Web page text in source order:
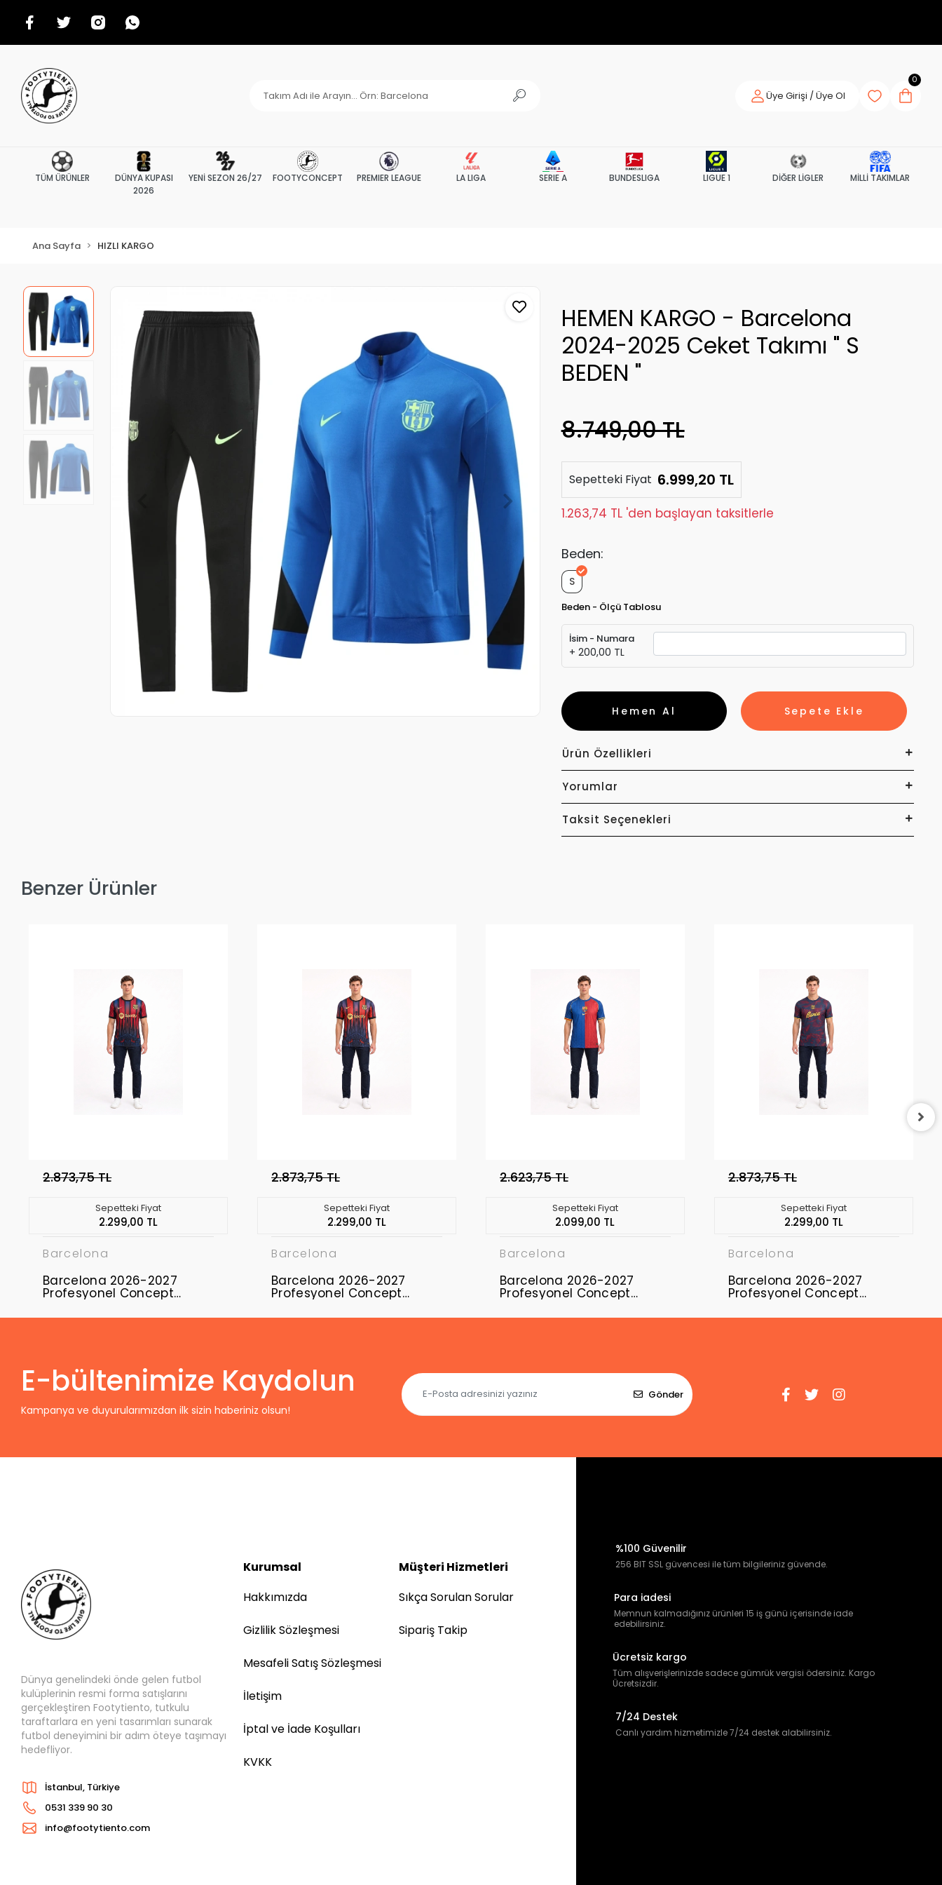
Üye Girişi / Üye Ol
0
TÜM ÜRÜNLER
DÜNYA KUPASI
2026
YENİ SEZON 26/27 FOOTYCONCEPT PREMIER LEAGUE LA LIGA SERIE A BUNDESLIGA LIGUE 1 DİĞER LİGLER MİLLİ TAKIMLAR
Ana Sayfa HIZLI KARGO
HEMEN KARGO - Barcelona
2024-2025 Ceket Takımı " S
BEDEN "
8.749,00 TL
Sepetteki Fiyat 6.999,20 TL
1.263,74 TL 'den başlayan taksitlerle
Beden:
S
Beden - Ölçü Tablosu
İsim - Numara
+ 200,00 TL
Sepete Ekle
Hemen Al
Ürün Özellikleri
Yorumlar
Taksit Seçenekleri
Benzer Ürünler
2.873,75 TL
Sepetteki Fiyat
2.299,00 TL
Barcelona
Barcelona 2026-2027
Profesyonel Concept
2.873,75 TL
Sepetteki Fiyat
2.299,00 TL
Barcelona
Barcelona 2026-2027
Profesyonel Concept
2.623,75 TL
Sepetteki Fiyat
2.099,00 TL
Barcelona
Barcelona 2026-2027
Profesyonel Concept
2.873,75 TL
Sepetteki Fiyat
2.299,00 TL
Barcelona
Barcelona 2026-2027
Profesyonel Concept
E-bültenimize Kaydolun
Kampanya ve duyurularımızdan ilk sizin haberiniz olsun!
Gönder
Dünya genelindeki önde gelen futbol
kulüplerinin resmi forma satışlarını
gerçekleştiren Footytiento, tutkulu
taraftarlara en yeni tasarımları sunarak
futbol deneyimini bir adım öteye taşımayı
hedefliyor.
İstanbul, Türkiye
0531 339 90 30
info@footytiento.com
Kurumsal
Hakkımızda
Gizlilik Sözleşmesi
Mesafeli Satış Sözleşmesi
İletişim
İptal ve İade Koşulları
KVKK
Müşteri Hizmetleri
Sıkça Sorulan Sorular
Sipariş Takip
%100 Güvenilir
256 BIT SSL güvencesi ile tüm bilgileriniz güvende.
Para iadesi
Memnun kalmadığınız ürünleri 15 iş günü içerisinde iade
edebilirsiniz.
Ücretsiz kargo
Tüm alışverişlerinizde sadece gümrük vergisi ödersiniz. Kargo
Ücretsizdir.
7/24 Destek
Canlı yardım hizmetimizle 7/24 destek alabilirsiniz.